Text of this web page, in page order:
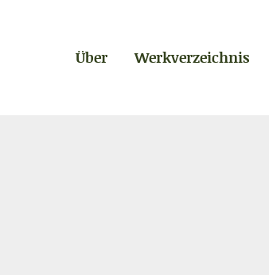
Über Werkverzeichnis